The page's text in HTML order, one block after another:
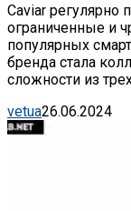
Caviar регулярно
ограниченные и
популярных
бренда стала
сложности из
vetua26.06.2024